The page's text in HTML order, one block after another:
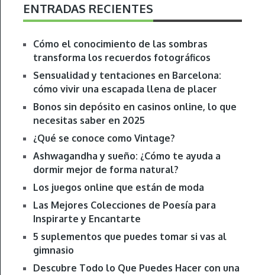
ENTRADAS RECIENTES
Cómo el conocimiento de las sombras
transforma los recuerdos fotográficos
Sensualidad y tentaciones en Barcelona:
cómo vivir una escapada llena de placer
Bonos sin depósito en casinos online, lo que
necesitas saber en 2025
¿Qué se conoce como Vintage?
Ashwagandha y sueño: ¿Cómo te ayuda a
dormir mejor de forma natural?
Los juegos online que están de moda
Las Mejores Colecciones de Poesía para
Inspirarte y Encantarte
5 suplementos que puedes tomar si vas al
gimnasio
Descubre Todo lo Que Puedes Hacer con una